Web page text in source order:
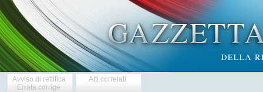
Avviso di rettifica
Errata corrige
Atti correlati